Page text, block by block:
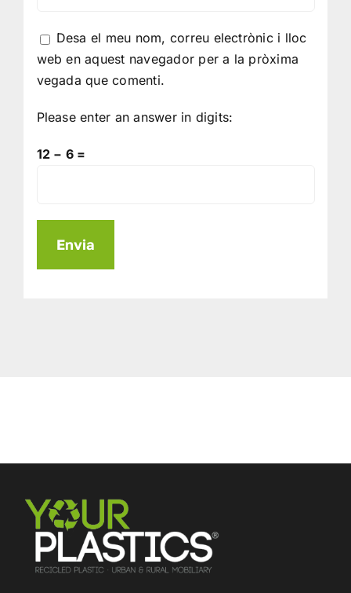
Desa el meu nom, correu electrònic i lloc
web en aquest navegador per a la pròxima
vegada que comenti.
Please enter an answer in digits:
12 − 6 =